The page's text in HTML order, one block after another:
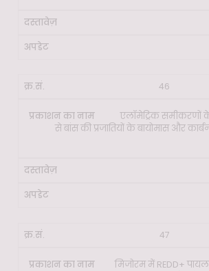
46
एलॉमेट्रिक समीकरणों
से बांस की प्रजातियों के बायोमास और
47
मिजोरम में REDD+